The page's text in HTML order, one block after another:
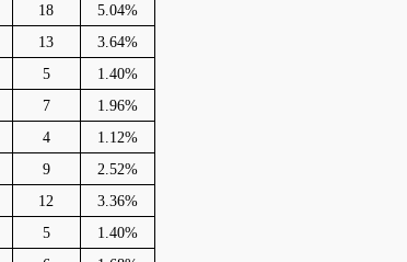
18
5.04%
13
3.64%
5
1.40%
7
1.96%
4
1.12%
9
2.52%
12
3.36%
5
1.40%